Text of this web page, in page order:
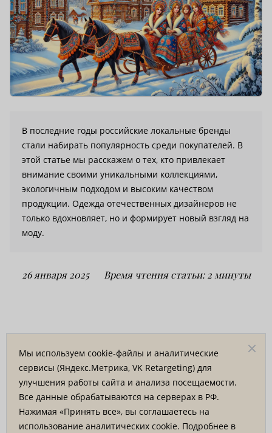
В последние годы российские локальные бренды
стали набирать популярность среди покупателей. В
этой статье мы расскажем о тех, кто привлекает
внимание своими уникальными коллекциями,
экологичным подходом и высоким качеством
продукции. Одежда отечественных дизайнеров не
только вдохновляет, но и формирует новый взгляд на
моду.
26 января 2025 Время чтения статьи: 2 минуты
Растущая популярность локальных
брендов в России
Одним из значительных трендов на российском
рынке стала ориентация на локальные бренды
одежды. Покупательницы ценят возможность
поддержать отечественных производителей,
Мы используем cookie-файлы и аналитические
сервисы (Яндекс.Метрика, VK Retargeting) для
улучшения работы сайта и анализа посещаемости.
Все данные обрабатываются на серверах в РФ.
Нажимая «Принять все», вы соглашаетесь на
использование аналитических cookie. Подробнее в